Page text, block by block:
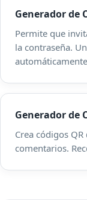
Generador de
Permite que
la contraseña.
Generador de
Crea códigos
comentarios.